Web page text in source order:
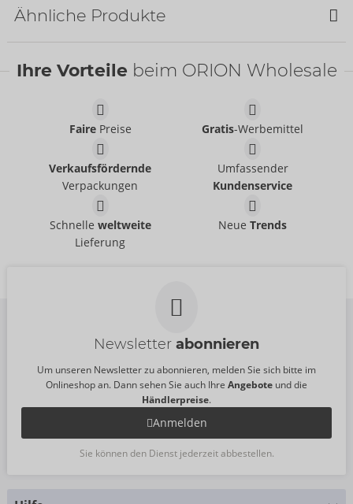
- ORION Brand
20500801001
Paddel aus Leder
- ORION Brand
Ohne Verkaufsverpackung
20406201000
44,95 €
Ähnliche Produkte
Harness-Set
- ORION Brand
Harness-Set aus Leder
Ihre Vorteile beim ORION Wholesale
FairePreise Gratis-Werbemittel
Verkaufsfördernde
Verpackungen
Umfassender
Kundenservice
Schnelle weltweite
Lieferung
NeueTrends
Newsletter abonnieren
Um unseren Newsletter zu abonnieren, melden Sie sich bitte im
Onlineshop an. Dann sehen Sie auch Ihre Angebote und die
Händlerpreise.
Anmelden
Sie können den Dienst jederzeit abbestellen.